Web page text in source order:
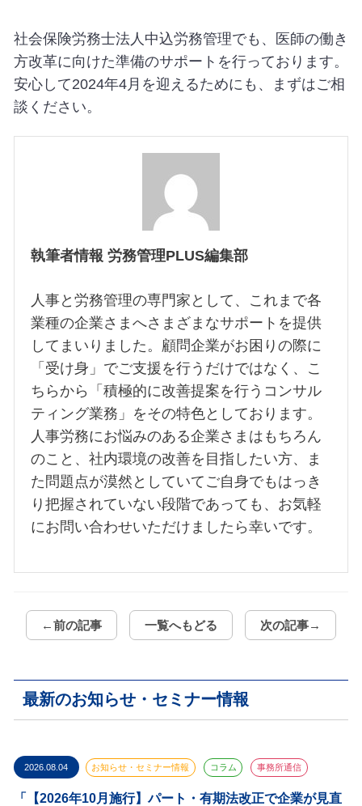
社会保険労務士法人中込労務管理でも、医師の働き
方改革に向けた準備のサポートを行っております。
安心して2024年4月を迎えるためにも、まずはご相
談ください。
執筆者情報 労務管理PLUS編集部
人事と労務管理の専門家として、これまで各
業種の企業さまへさまざまなサポートを提供
してまいりました。顧問企業がお困りの際に
「受け身」でご支援を行うだけではなく、こ
ちらから「積極的に改善提案を行うコンサル
ティング業務」をその特色としております。
人事労務にお悩みのある企業さまはもちろん
のこと、社内環境の改善を目指したい方、ま
た問題点が漠然としていてご自身でもはっき
り把握されていない段階であっても、お気軽
にお問い合わせいただけましたら幸いです。
←前の記事 一覧へもどる 次の記事→
最新のお知らせ・セミナー情報
2026.08.04 お知らせ・セミナー情報 コラム 事務所通信
「【2026年10月施行】パート・有期法改正で企業が見直